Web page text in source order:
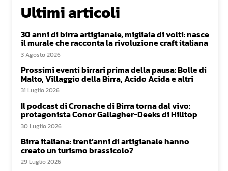
Ultimi articoli
30 anni di birra artigianale, migliaia di volti: nasce
il murale che racconta la rivoluzione craft italiana
3 Agosto 2026
Prossimi eventi birrari prima della pausa: Bolle di
Malto, Villaggio della Birra, Acido Acida e altri
31 Luglio 2026
Il podcast di Cronache di Birra torna dal vivo:
protagonista Conor Gallagher-Deeks di Hilltop
30 Luglio 2026
Birra italiana: trent’anni di artigianale hanno
creato un turismo brassicolo?
29 Luglio 2026